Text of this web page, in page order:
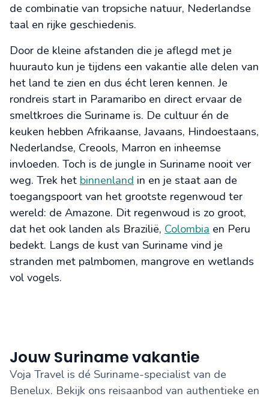
de combinatie van tropsiche natuur, Nederlandse
taal en rijke geschiedenis.
Door de kleine afstanden die je aflegd met je
huurauto kun je tijdens een vakantie alle delen van
het land te zien en dus écht leren kennen. Je
rondreis start in Paramaribo en direct ervaar de
smeltkroes die Suriname is. De cultuur én de
keuken hebben Afrikaanse, Javaans, Hindoestaans,
Nederlandse, Creools, Marron en inheemse
invloeden. Toch is de jungle in Suriname nooit ver
weg. Trek het binnenland in en je staat aan de
toegangspoort van het grootste regenwoud ter
wereld: de Amazone. Dit regenwoud is zo groot,
dat het ook landen als Brazilië, Colombia en Peru
bedekt. Langs de kust van Suriname vind je
stranden met palmbomen, mangrove en wetlands
vol vogels.
Jouw Suriname vakantie
Voja Travel is dé Suriname-specialist van de
Benelux. Bekijk ons reisaanbod van authentieke en